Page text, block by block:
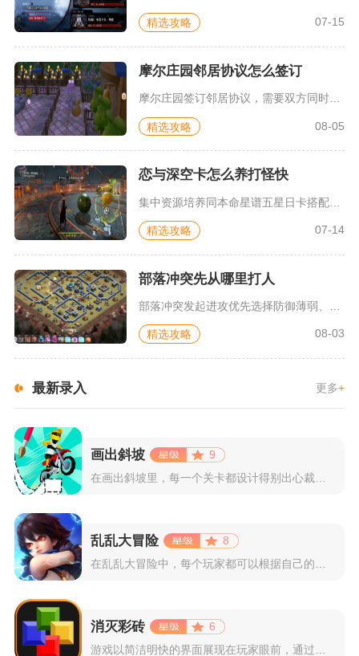
精选攻略 07-15
摩尔庄园邻居协议怎么签订
摩尔庄园签订邻居协议，需要双方同时满足等级、亲密度条件，由申...
精选攻略 08-05
恋与深空卡怎么养打怪快
集中资源培养同本命星谱五星日卡搭配功能高星月卡、同步拉满等级...
精选攻略 07-14
部落冲突先从哪里打人
精选攻略 08-03
最新录入 更多+
画出斜坡
9
在画出斜坡里，每一个关卡都设计得别出心裁。玩家需要利用手指在...
乱乱大冒险
8
消灭彩砖
6